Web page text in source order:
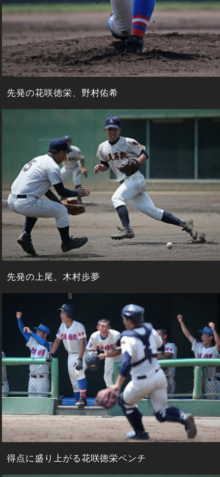
先発の花咲徳栄、野村佑希
先発の上尾、木村歩夢
得点に盛り上がる花咲徳栄ベンチ